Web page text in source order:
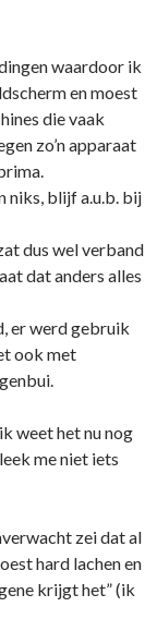
waardoor ik
en moest
die vaak
zo’n apparaat
niks, blijf a.u.b. bij
dus wel verband
dat anders alles
er werd gebruik
ook met
weet het nu nog
me niet iets
zei dat al
hard lachen en
krijgt het” (ik